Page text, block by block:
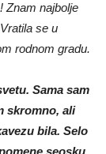
Znam najbolje
Vratila se u
rodnom gradu.
Sama sam
skromno, ali
bila. Selo